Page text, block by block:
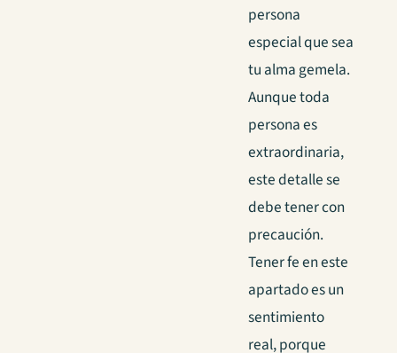
persona
especial que sea
tu alma gemela.
Aunque toda
persona es
extraordinaria,
este detalle se
debe tener con
precaución.
Tener fe en este
apartado es un
sentimiento
real, porque